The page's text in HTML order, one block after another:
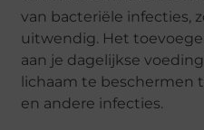
van bacteriële infecties,
uitwendig. Het
aan je dagelijkse
lichaam te beschermen
en andere infecties.